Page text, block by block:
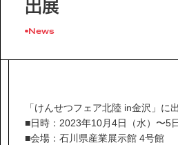
事業内容
技術情報
出展
News
「けんせつフェア北陸 in金沢」に
■日時：2023年10月4日（水）〜5
■会場：石川県産業展示館 4号館